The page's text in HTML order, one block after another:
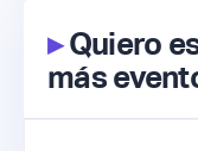
▸Quiero
más